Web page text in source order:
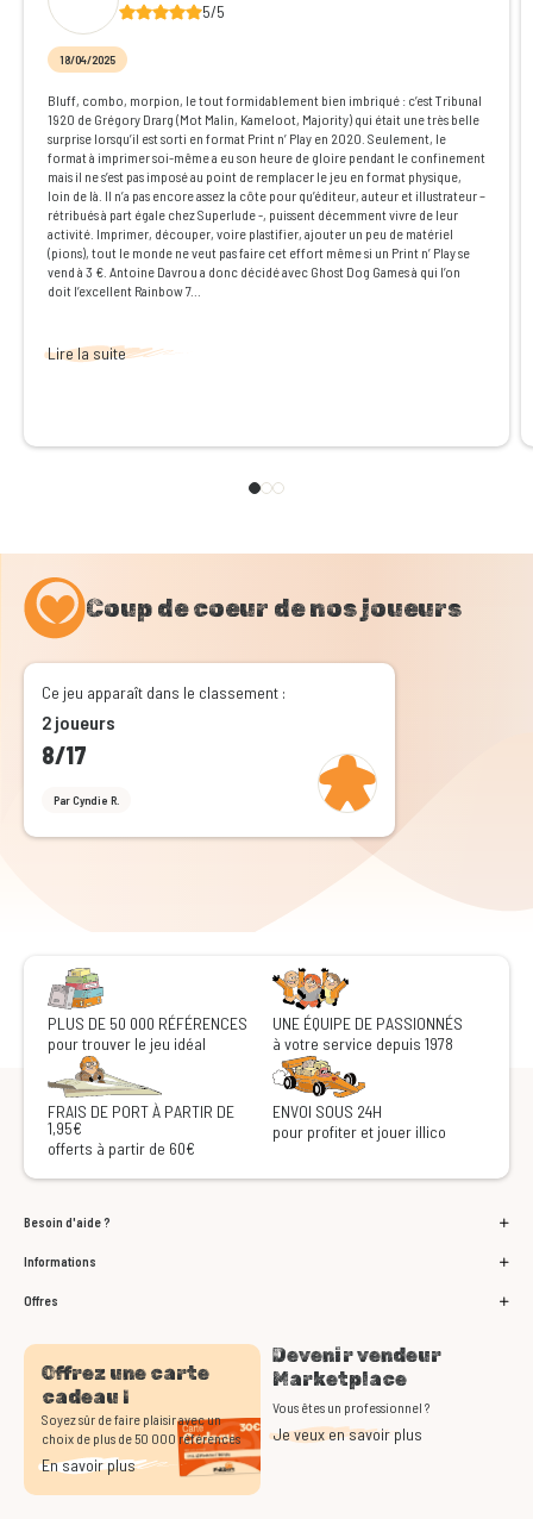
Coup de coeur de nos joueurs
Ce jeu apparaît dans le classement :
2 joueurs
8/17
Par Cyndie R.
5/5
18/04/2025
Bluff, combo, morpion, le tout formidablement bien imbriqué : c’est Tribunal
1920 de Grégory Drarg (Mot Malin, Kameloot, Majority) qui était une très belle
surprise lorsqu’il est sorti en format Print n’ Play en 2020. Seulement, le
format à imprimer soi-même a eu son heure de gloire pendant le confinement
mais il ne s’est pas imposé au point de remplacer le jeu en format physique,
loin de là. Il n’a pas encore assez la côte pour qu’éditeur, auteur et illustrateur –
rétribués à part égale chez Superlude -, puissent décemment vivre de leur
activité. Imprimer, découper, voire plastifier, ajouter un peu de matériel
(pions), tout le monde ne veut pas faire cet effort même si un Print n’ Play se
vend à 3 €. Antoine Davrou a donc décidé avec Ghost Dog Games à qui l’on
doit l’excellent Rainbow 7...
Lire la suite
PLUS DE 50 000 RÉFÉRENCES
pour trouver le jeu idéal
UNE ÉQUIPE DE PASSIONNÉS
à votre service depuis 1978
FRAIS DE PORT À PARTIR DE
1,95€
offerts à partir de 60€
ENVOI SOUS 24H
pour profiter et jouer illico
Besoin d'aide ?
Informations
Offres
Offrez une carte
cadeau !
Soyez sûr de faire plaisir avec un
choix de plus de 50 000 références
En savoir plus
Devenir vendeur
Marketplace
Vous êtes un professionnel ?
Je veux en savoir plus